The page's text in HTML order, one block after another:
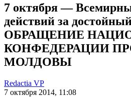
7 октября —
действий за
ОБРАЩЕНИЕ
КОНФЕДЕРАЦИИ
МОЛДОВЫ
Redactia VP
7 октября 2014, 11:08